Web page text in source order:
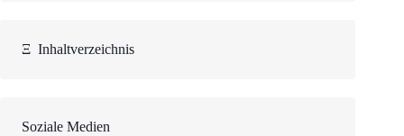
Ξ Inhaltverzeichnis
Soziale Medien